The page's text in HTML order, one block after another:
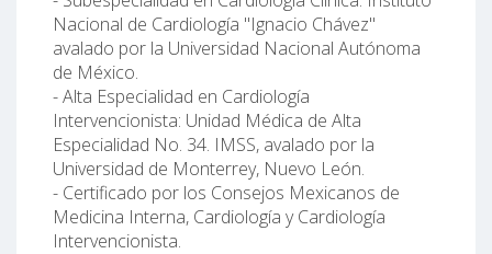
Nacional de Cardiología "Ignacio Chávez"
avalado por la Universidad Nacional Autónoma
de México.
- Alta Especialidad en Cardiología
Intervencionista: Unidad Médica de Alta
Especialidad No. 34. IMSS, avalado por la
Universidad de Monterrey, Nuevo León.
- Certificado por los Consejos Mexicanos de
Medicina Interna, Cardiología y Cardiología
Intervencionista.